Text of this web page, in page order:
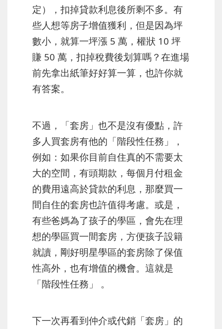
定），扣掉貸款利息後所剩不多。有
些人想等房子增值獲利，但是因為坪
數小，就算一坪漲 5 萬，權狀 10 坪
賺 50 萬，扣掉稅費後划算嗎？在進場
前先拿出紙筆好好算一算，也許你就
有答案。
不過，「套房」也不是沒有優點，許
多人買套房有他的「階段性任務」，
例如：如果你目前自住真的不需要太
大的空間，有頭期款，每個月付租金
的費用遠高於貸款的利息，那麼買一
間自住的套房也許值得考慮。或是，
有些爸媽為了孩子的學區，會先在理
想的學區買一間套房，方便孩子設籍
就讀，剛好明星學區的套房除了保值
性高外，也有增值的機會。這就是
「階段性任務」 。
下一次再看到仲介或代銷「套房」的